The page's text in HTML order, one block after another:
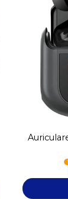
forma más
comprar!